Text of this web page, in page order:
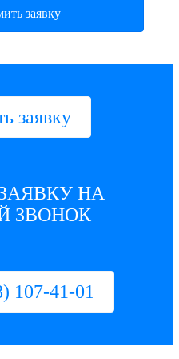
заявку
заявку
НА
ЗВОНОК
107-41-01